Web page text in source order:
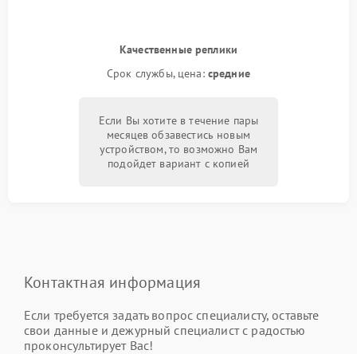
Качественные реплики
Срок службы, цена: средние
Если Вы хотите в течение пары
месяцев обзавестись новым
устройством, то возможно Вам
подойдет вариант с копией
Контактная информация
Если требуется задать вопрос специалисту, оставьте
свои данные и дежурный специалист с радостью
проконсультирует Вас!